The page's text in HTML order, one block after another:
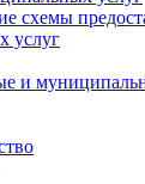
схемы
услуг
и